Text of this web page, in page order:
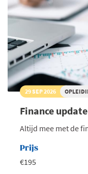
29 SEP 2026
Finance
Altijd mee met de
Prijs
€195